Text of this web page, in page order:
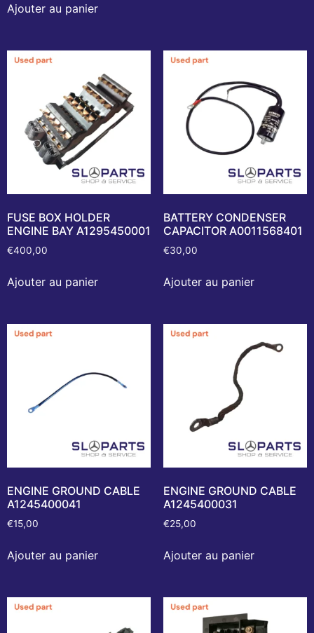
Ajouter au panier
FUSE BOX HOLDER
ENGINE BAY A1295450001
€400,00
Ajouter au panier
BATTERY CONDENSER
CAPACITOR A0011568401
€30,00
Ajouter au panier
ENGINE GROUND CABLE
A1245400041
€15,00
Ajouter au panier
ENGINE GROUND CABLE
A1245400031
€25,00
Ajouter au panier